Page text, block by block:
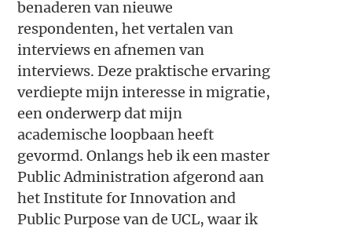
benaderen van nieuwe
respondenten, het vertalen van
interviews en afnemen van
interviews. Deze praktische ervaring
verdiepte mijn interesse in migratie,
een onderwerp dat mijn
academische loopbaan heeft
gevormd. Onlangs heb ik een master
Public Administration afgerond aan
het Institute for Innovation and
Public Purpose van de UCL, waar ik